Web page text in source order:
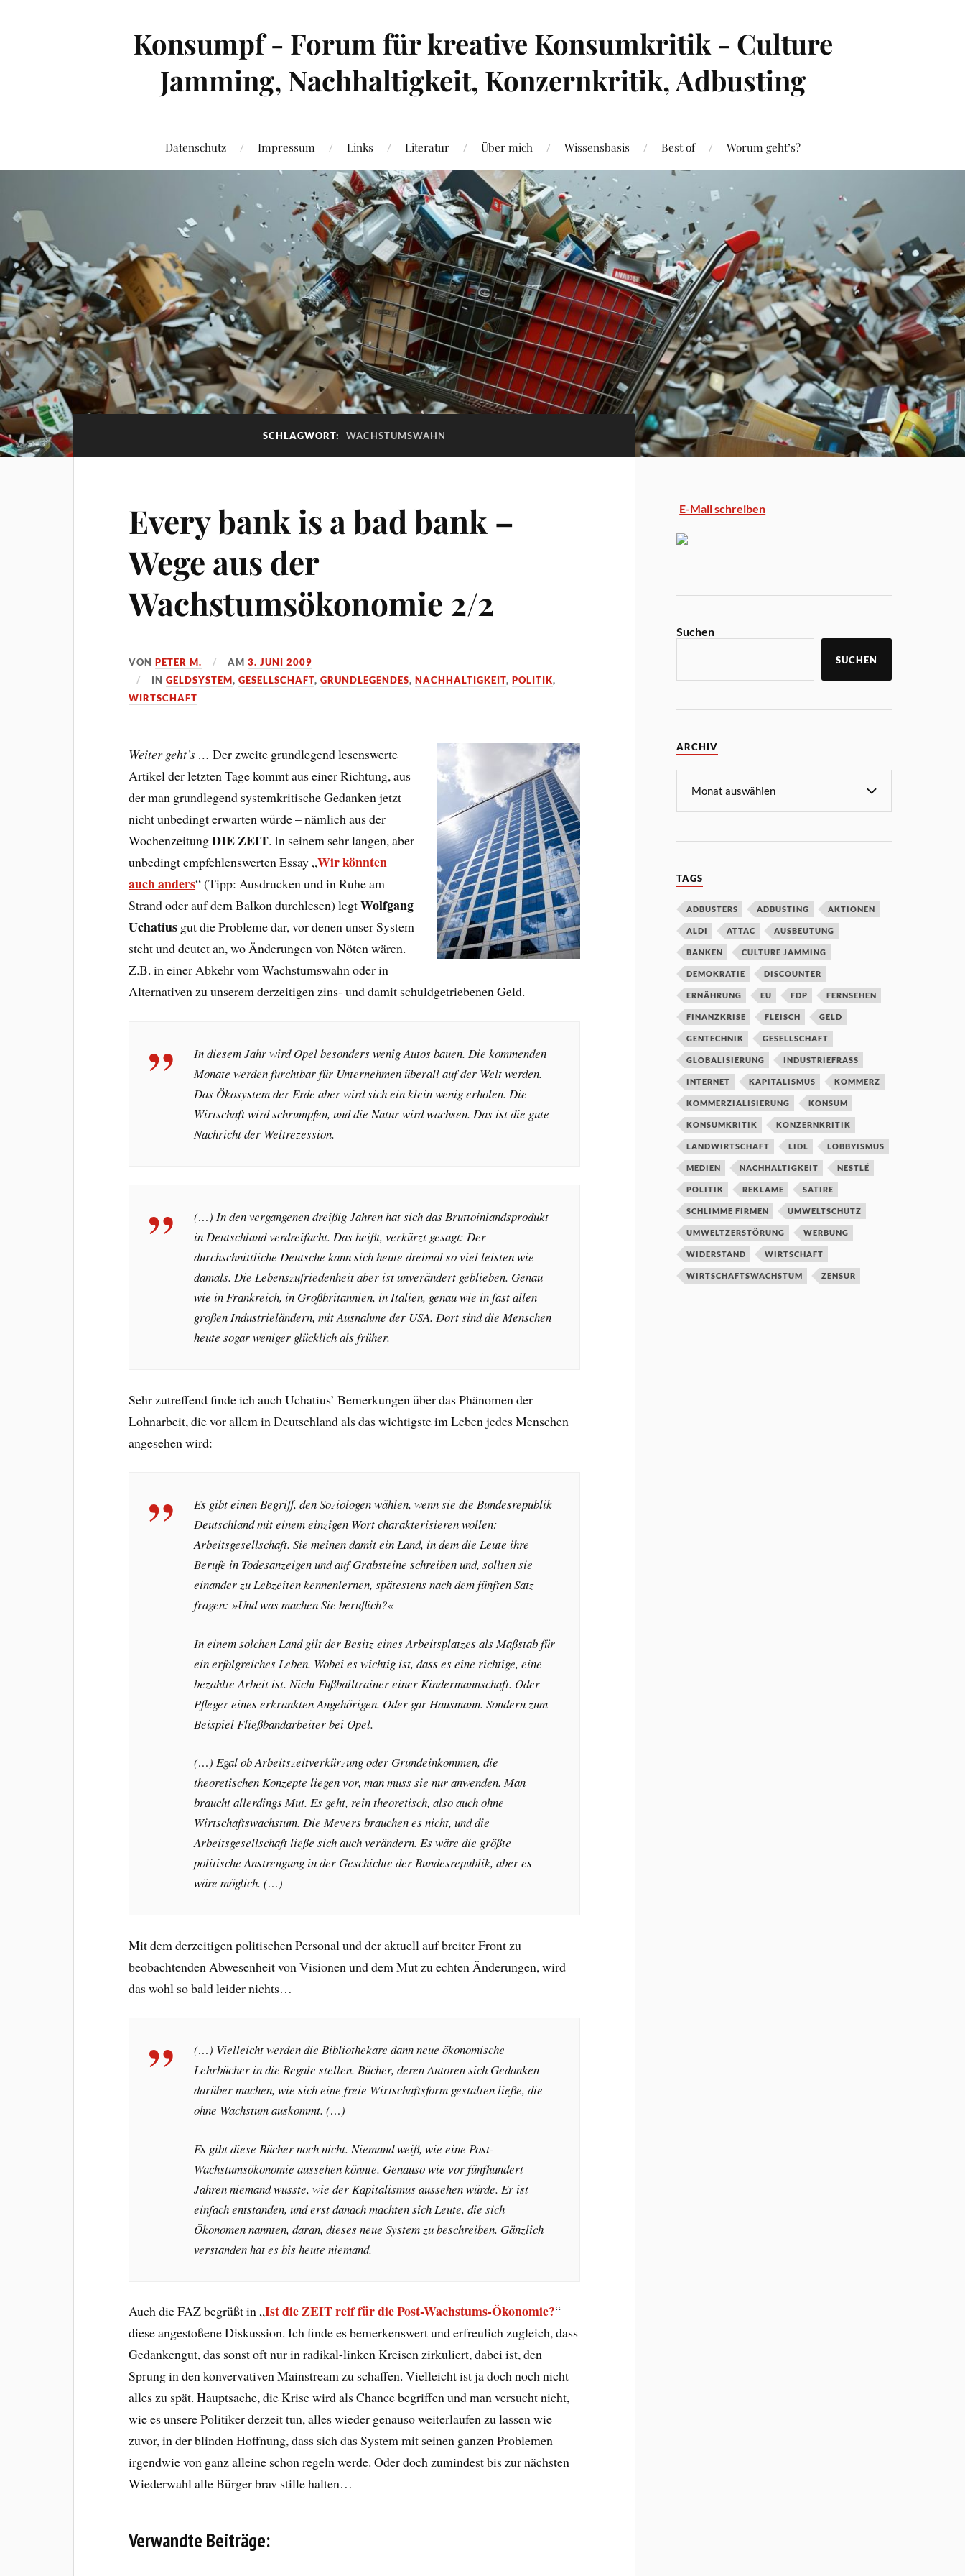
Konsumpf - Forum für kreative Konsumkritik - Culture
Jamming, Nachhaltigkeit, Konzernkritik, Adbusting
Datenschutz Impressum Links Literatur Über mich Wissensbasis Best of Worum geht’s?
SCHLAGWORT: WACHSTUMSWAHN
Every bank is a bad bank –
Wege aus der
Wachstumsökonomie 2/2
VONPETER M. AM3. JUNI 2009
INGELDSYSTEM,GESELLSCHAFT,GRUNDLEGENDES,NACHHALTIGKEIT,POLITIK,
WIRTSCHAFT
Weiter geht’s … Der zweite grundlegend lesenswerte
Artikel der letzten Tage kommt aus einer Richtung, aus
der man grundlegend systemkritische Gedanken jetzt
nicht unbedingt erwarten würde – nämlich aus der
WochenzeitungDIE ZEIT. In seinem sehr langen, aber
unbedingt empfehlenswerten Essay „Wir könnten
auch anders“ (Tipp: Ausdrucken und in Ruhe am
Strand oder auf dem Balkon durchlesen) legtWolfgang
Uchatius gut die Probleme dar, vor denen unser System
steht und deutet an, wo Änderungen von Nöten wären.
Z.B. in einer Abkehr vom Wachstumswahn oder in
Alternativen zu unserem derzeitigen zins- und damit schuldgetriebenen Geld.
In diesem Jahr wird Opel besonders wenig Autos bauen. Die kommenden
Monate werden furchtbar für Unternehmen überall auf der Welt werden.
Das Ökosystem der Erde aber wird sich ein klein wenig erholen. Die
Wirtschaft wird schrumpfen, und die Natur wird wachsen. Das ist die gute
Nachricht der Weltrezession.
(…) In den vergangenen dreißig Jahren hat sich das Bruttoinlandsprodukt
in Deutschland verdreifacht. Das heißt, verkürzt gesagt: Der
durchschnittliche Deutsche kann sich heute dreimal so viel leisten wie
damals. Die Lebenszufriedenheit aber ist unverändert geblieben. Genau
wie in Frankreich, in Großbritannien, in Italien, genau wie in fast allen
großen Industrieländern, mit Ausnahme der USA. Dort sind die Menschen
heute sogar weniger glücklich als früher.
Sehr zutreffend finde ich auch Uchatius’ Bemerkungen über das Phänomen der
Lohnarbeit, die vor allem in Deutschland als das wichtigste im Leben jedes Menschen
angesehen wird:
Es gibt einen Begriff, den Soziologen wählen, wenn sie die Bundesrepublik
Deutschland mit einem einzigen Wort charakterisieren wollen:
Arbeitsgesellschaft. Sie meinen damit ein Land, in dem die Leute ihre
Berufe in Todesanzeigen und auf Grabsteine schreiben und, sollten sie
einander zu Lebzeiten kennenlernen, spätestens nach dem fünften Satz
fragen: »Und was machen Sie beruflich?«
In einem solchen Land gilt der Besitz eines Arbeitsplatzes als Maßstab für
ein erfolgreiches Leben. Wobei es wichtig ist, dass es eine richtige, eine
bezahlte Arbeit ist. Nicht Fußballtrainer einer Kindermannschaft. Oder
Pfleger eines erkrankten Angehörigen. Oder gar Hausmann. Sondern zum
Beispiel Fließbandarbeiter bei Opel.
(…) Egal ob Arbeitszeitverkürzung oder Grundeinkommen, die
theoretischen Konzepte liegen vor, man muss sie nur anwenden. Man
braucht allerdings Mut. Es geht, rein theoretisch, also auch ohne
Wirtschaftswachstum. Die Meyers brauchen es nicht, und die
Arbeitsgesellschaft ließe sich auch verändern. Es wäre die größte
politische Anstrengung in der Geschichte der Bundesrepublik, aber es
wäre möglich. (…)
Mit dem derzeitigen politischen Personal und der aktuell auf breiter Front zu
beobachtenden Abwesenheit von Visionen und dem Mut zu echten Änderungen, wird
das wohl so bald leider nichts…
(…) Vielleicht werden die Bibliothekare dann neue ökonomische
Lehrbücher in die Regale stellen. Bücher, deren Autoren sich Gedanken
darüber machen, wie sich eine freie Wirtschaftsform gestalten ließe, die
ohne Wachstum auskommt. (…)
Es gibt diese Bücher noch nicht. Niemand weiß, wie eine Post-
Wachstumsökonomie aussehen könnte. Genauso wie vor fünfhundert
Jahren niemand wusste, wie der Kapitalismus aussehen würde. Er ist
einfach entstanden, und erst danach machten sich Leute, die sich
Ökonomen nannten, daran, dieses neue System zu beschreiben. Gänzlich
verstanden hat es bis heute niemand.
Auch die FAZ begrüßt in „Ist die ZEIT reif für die Post-Wachstums-Ökonomie?“
diese angestoßene Diskussion. Ich finde es bemerkenswert und erfreulich zugleich, dass
Gedankengut, das sonst oft nur in radikal-linken Kreisen zirkuliert, dabei ist, den
Sprung in den konvervativen Mainstream zu schaffen. Vielleicht ist ja doch noch nicht
alles zu spät. Hauptsache, die Krise wird als Chance begriffen und man versucht nicht,
wie es unsere Politiker derzeit tun, alles wieder genauso weiterlaufen zu lassen wie
zuvor, in der blinden Hoffnung, dass sich das System mit seinen ganzen Problemen
irgendwie von ganz alleine schon regeln werde. Oder doch zumindest bis zur nächsten
Wiederwahl alle Bürger brav stille halten…
Verwandte Beiträge:
E-Mail schreiben
Suchen
SUCHEN
ARCHIV
TAGS
ADBUSTERS ADBUSTING AKTIONEN
ALDI ATTAC AUSBEUTUNG
BANKEN CULTURE JAMMING
DEMOKRATIE DISCOUNTER
ERNÄHRUNG EU FDP FERNSEHEN
FINANZKRISE FLEISCH GELD
GENTECHNIK GESELLSCHAFT
GLOBALISIERUNG INDUSTRIEFRASS
INTERNET KAPITALISMUS KOMMERZ
KOMMERZIALISIERUNG KONSUM
KONSUMKRITIK KONZERNKRITIK
LANDWIRTSCHAFT LIDL LOBBYISMUS
MEDIEN NACHHALTIGKEIT NESTLÉ
POLITIK REKLAME SATIRE
SCHLIMME FIRMEN UMWELTSCHUTZ
UMWELTZERSTÖRUNG WERBUNG
WIDERSTAND WIRTSCHAFT
WIRTSCHAFTSWACHSTUM ZENSUR